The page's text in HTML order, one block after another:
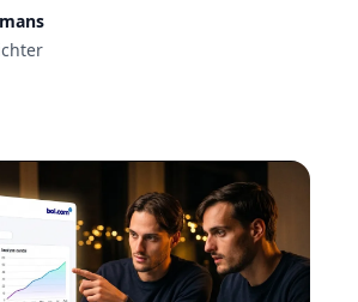
van een logo op een
behandel je listing als je
je advertentiekosten mee in je